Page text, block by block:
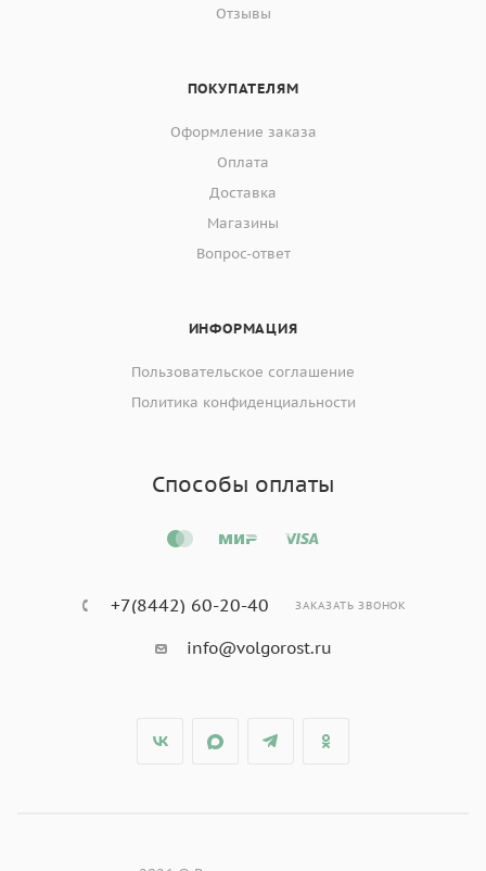
Отзывы
ПОКУПАТЕЛЯМ
Оформление заказа
Оплата
Доставка
Магазины
Вопрос-ответ
ИНФОРМАЦИЯ
Пользовательское соглашение
Политика конфиденциальности
Способы оплаты
+7(8442) 60-20-40 ЗАКАЗАТЬ ЗВОНОК
info@volgorost.ru